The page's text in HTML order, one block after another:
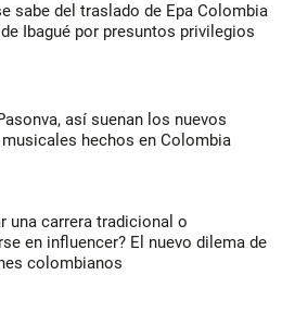
sabe del traslado de Epa Colombia
Ibagué por presuntos privilegios
así suenan los nuevos
hechos en Colombia
una carrera tradicional o
en influencer? El nuevo dilema de
colombianos